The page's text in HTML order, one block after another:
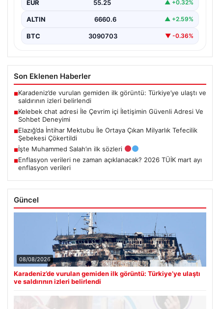
EUR 55.25 ▲ +0.32%
ALTIN 6660.6 ▲ +2.59%
BTC 3090703 ▼ -0.36%
Son Eklenen Haberler
■Karadeniz’de vurulan gemiden ilk görüntü: Türkiye’ye ulaştı ve
saldırının izleri belirlendi
■Kelebek chat adresi İle Çevrim içi İletişimin Güvenli Adresi Ve
Sohbet Deneyimi
■Elazığ’da İntihar Mektubu İle Ortaya Çıkan Milyarlık Tefecilik
Şebekesi Çökertildi
■İşte Muhammed Salah’ın ilk sözleri
■Enflasyon verileri ne zaman açıklanacak? 2026 TÜİK mart ayı
enflasyon verileri
Güncel
08/08/2026
Karadeniz’de vurulan gemiden ilk görüntü: Türkiye’ye ulaştı
ve saldırının izleri belirlendi